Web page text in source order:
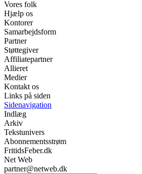
Vores folk
Hjælp os
Kontorer
Samarbejdsform
Partner
Støttegiver
Affiliatepartner
Allieret
Medier
Kontakt os
Links på siden
Sidenavigation
Indlæg
Arkiv
Tekstunivers
Abonnementsstrøm
FritidsFeber.dk
Net Web
partner@netweb.dk